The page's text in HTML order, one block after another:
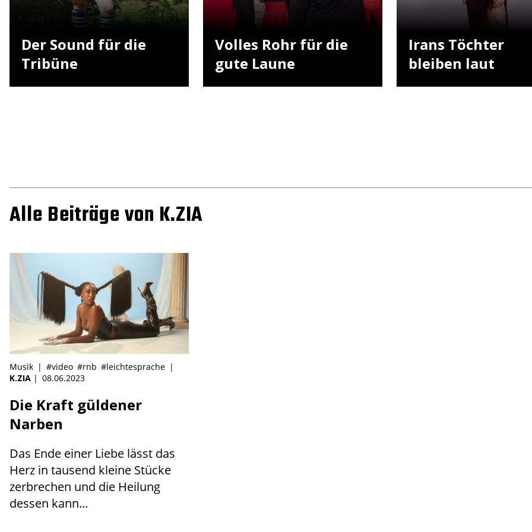
Der Sound für die
Tribüne
Volles Rohr für die
gute Laune
Irans Töchter
bleiben laut
Alle Beiträge von K.ZIA
Musik | #video #rnb #leichtesprache |
K.ZIA | 08.06.2023
Die Kraft güldener
Narben
Das Ende einer Liebe lässt das
Herz in tausend kleine Stücke
zerbrechen und die Heilung
dessen kann...